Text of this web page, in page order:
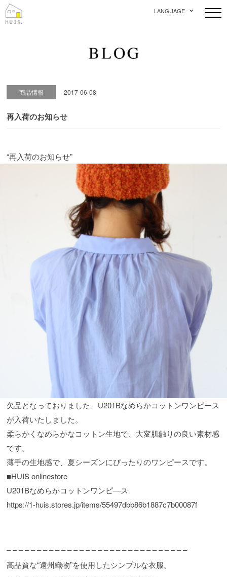
LANGUAGE
商品情報 2017-06-08
再入荷のお知らせ
“再入荷のお知らせ”
欠品となっておりました、U201Bなめらかコットンワンピース
が入荷いたしました。
柔らかくなめらかなコットン生地で、大変肌触りの良い素材感
です。
薄手の生地感で、夏シーズンにぴったりのワンピースです。
■HUIS onlinestore
U201Bなめらかコットンワンピ―ス
https://1-huis.stores.jp/items/55497dbb86b1887c7b00087f
– – – – – – – – – – – – – – – – – – – – – – – – – – – – – –
高品質な“遠州織物”を使用したシンプルな衣服。